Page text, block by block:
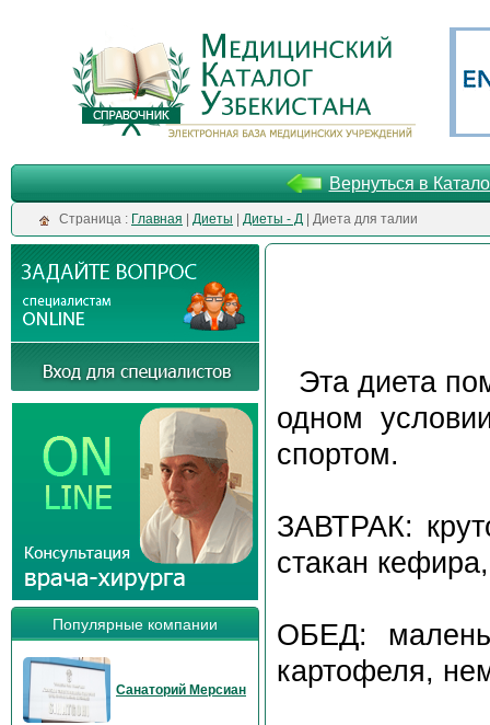
Вернуться в
Cтраница : Главная Диеты Диеты - Д | Диета для талии
Популярные компании
Санаторий Мерсиан
Эта диета
одном
спортом.
ЗАВТРАК:
стакан
ОБЕД:
картофеля,